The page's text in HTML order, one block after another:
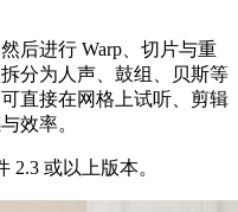
后进行 Warp、切片与重
分为人声、鼓组、贝斯等
直接在网格上试听、剪辑
效率。
2.3 或以上版本。